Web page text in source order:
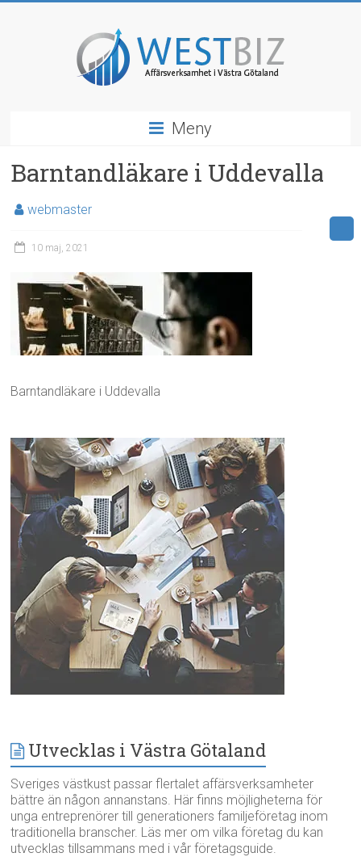
Näringsliv
Västra
Meny
Barntandläkare i Uddevalla
webmaster
10 maj, 2021
Barntandläkare i Uddevalla
Utvecklas i Västra Götaland
Sveriges västkust passar flertalet affärsverksamheter
bättre än någon annanstans. Här finns möjligheterna för
unga entreprenörer till generationers familjeföretag inom
traditionella branscher. Läs mer om vilka företag du kan
utvecklas tillsammans med i vår företagsguide.